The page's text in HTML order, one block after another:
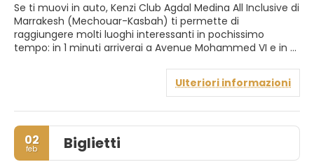
Se ti muovi in auto, Kenzi Club Agdal Medina All Inclusive di
Marrakesh (Mechouar-Kasbah) ti permette di
raggiungere molti luoghi interessanti in pochissimo
tempo: in 1 minuti arriverai a Avenue Mohammed VI e in 7
km da Parco acquatico di Oasiria.
Rilassati in una delle 2 piscine all'aperto e scegli tra i servizi
ricreativi disponibili, che includono campi da tennis
coperti e un centro fitness. Questo hotel dispone, inoltre,
di il Wi-Fi gratuito, servizi di concierge e un servizio
Ulteriori informazioni
02
feb Biglietti